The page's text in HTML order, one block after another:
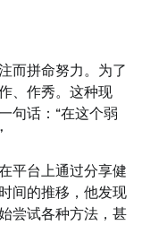
而拼命努力。为了
、作秀。这种现
句话：“在这个弱
平台上通过分享健
间的推移，他发现
尝试各种方法，甚